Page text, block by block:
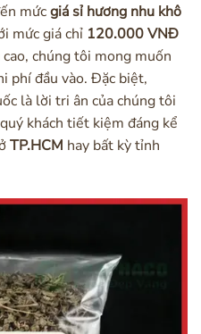
mứcgiá sỉ hương nhu khô
mức giá chỉ 120.000 VNĐ
chúng tôi mong muốn
phí đầu vào. Đặc biệt,
là lời tri ân của chúng tôi
khách tiết kiệm đáng kể
TP.HCM hay bất kỳ tỉnh